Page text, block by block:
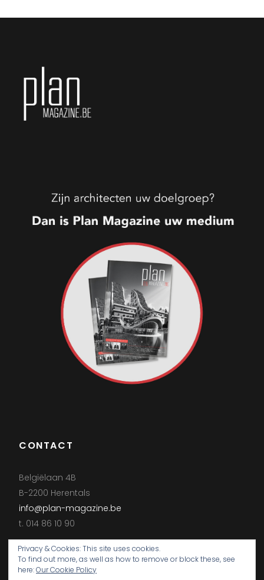
CONTACT
Belgiëlaan 4B
B-2200 Herentals
info@plan-magazine.be
t. 014 86 10 90
Privacy & Cookies: This site uses cookies.
To find out more, as well as how to remove or block these, see
here:Our Cookie Policy